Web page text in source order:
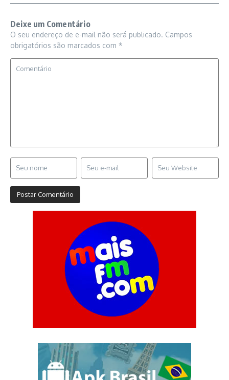
Deixe um Comentário
O seu endereço de e-mail não será publicado. Campos
obrigatórios são marcados com *